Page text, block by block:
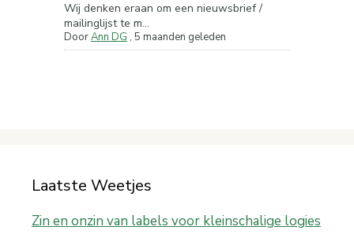
Wij denken eraan om een nieuwsbrief /
mailinglijst te m...
DoorAnn DG , 5 maanden geleden
Laatste Weetjes
Zin en onzin van labels voor kleinschalige logies